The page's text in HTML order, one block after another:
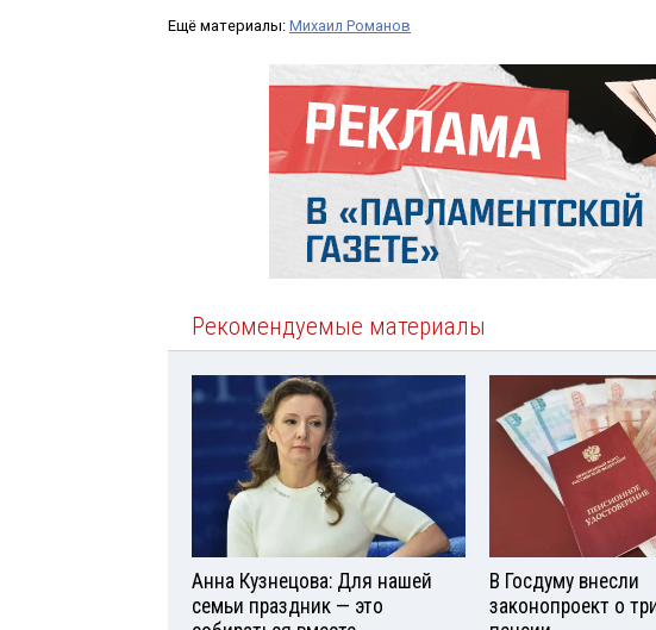
Ещё материалы: Михаил Романов
Рекомендуемые материалы
Анна Кузнецова: Для нашей
семьи праздник — это
В Госдуму внесли
законопроект о